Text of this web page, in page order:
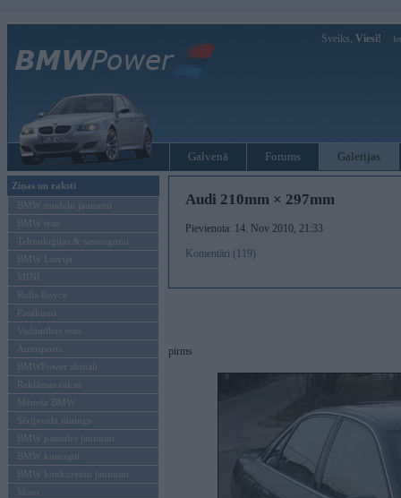
Sveiks, Viesi!
Galvenā Forums Galerijas
Ziņas un raksti
BMW modeļu jaunumi
BMW testi
Tehnoloģijas & sasniegumi
BMW Latvijā
MINI
Rolls-Royce
Pasākumi
Vadāmības tests
Autosports
BMWPower aktuāli
Reklāmas raksti
Mēneša BMW
Sērijveida tūnings
BMW pasaules jaunumi
BMW koncepti
BMW konkurentu jaunumi
Moto
Audi 210mm × 297mm
Pievienota: 14. Nov 2010, 21:33
Komentāri (119)
pirms